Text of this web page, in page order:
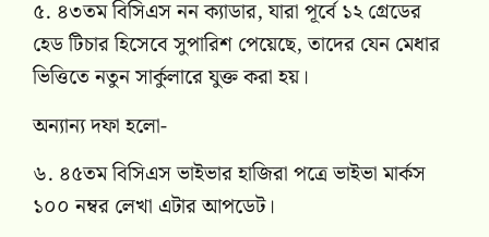
৫. ৪৩তম বিসিএস নন ক্যাডার, যারা পূর্বে ১২ গ্রেডের
হেড টিচার হিসেবে সুপারিশ পেয়েছে, তাদের যেন মেধার
ভিত্তিতে নতুন সার্কুলারে যুক্ত করা হয়।
অন্যান্য দফা হলো-
৬. ৪৫তম বিসিএস ভাইভার হাজিরা পত্রে ভাইভা মার্কস
১০০ নম্বর লেখা এটার আপডেট।